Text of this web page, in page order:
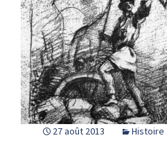
27 août 2013 Histoire